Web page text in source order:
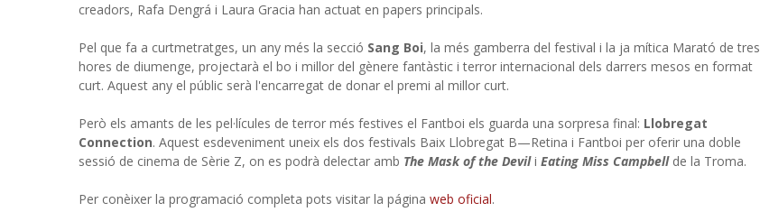
creadors, Rafa Dengrá i Laura Gracia han actuat en papers principals.
Pel que fa a curtmetratges, un any més la secció Sang Boi, la més gamberra del festival i la ja mítica Marató de tres
hores de diumenge, projectarà el bo i millor del gènere fantàstic i terror internacional dels darrers mesos en format
curt. Aquest any el públic serà l'encarregat de donar el premi al millor curt.
Però els amants de les pel·lícules de terror més festives el Fantboi els guarda una sorpresa final: Llobregat
Connection. Aquest esdeveniment uneix els dos festivals Baix Llobregat B—Retina i Fantboi per oferir una doble
sessió de cinema de Sèrie Z, on es podrà delectar amb The Mask of the Devili Eating Miss Campbellde la Troma.
Per conèixer la programació completa pots visitar la página web oficial.